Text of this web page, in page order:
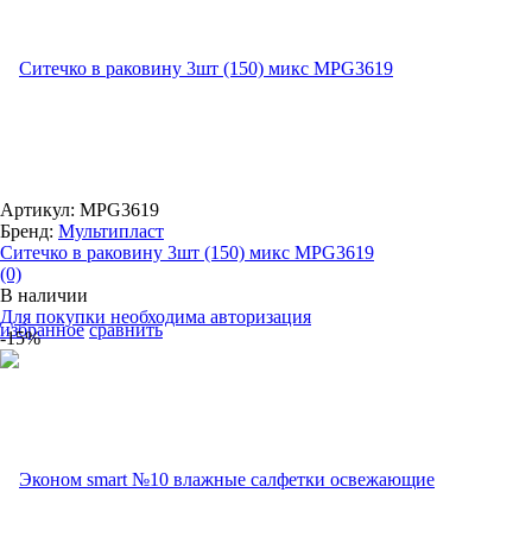
избранное сравнить
Артикул: MPG3619
Бренд: Мультипласт
Ситечко в раковину 3шт (150) микс MPG3619
(0)
В наличии
Для покупки необходима авторизация
-15%